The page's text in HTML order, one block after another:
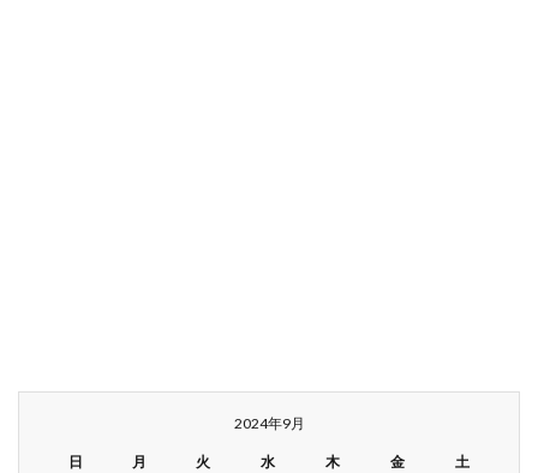
2024年9月
日 月 火 水 木 金 土